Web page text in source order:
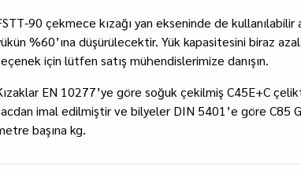
90 çekmece kızağı yan ekseninde de
%60’ına düşürülecektir. Yük kapasitesini biraz
için lütfen satış mühendislerimize danışın.
EN 10277’ye göre soğuk çekilmiş C45E+C
imal edilmiştir ve bilyeler DIN 5401’e göre C85
başına kg.